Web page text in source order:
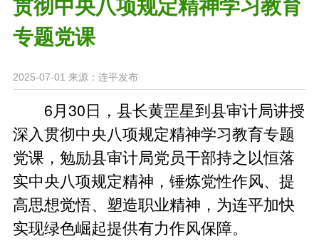
贯彻中央八项规定精神学习教育
专题党课
2025-07-01 来源：连平发布
6月30日，县长黄罡星到县审计局讲授
深入贯彻中央八项规定精神学习教育专题
党课，勉励县审计局党员干部持之以恒落
实中央八项规定精神，锤炼党性作风、提
高思想觉悟、塑造职业精神，为连平加快
实现绿色崛起提供有力作风保障。